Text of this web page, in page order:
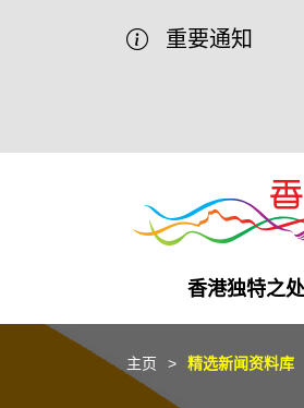
重要通知
香港独特之处
商业机遇
盛事之都
在港工作
在港创业
推广香港@中国内
最新资讯
主页 精选新闻资料库